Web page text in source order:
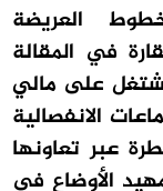
العريضة
في المقالة
تشتغل على مالي
الانفصالية
عبر تعاونها
الأوضاع في